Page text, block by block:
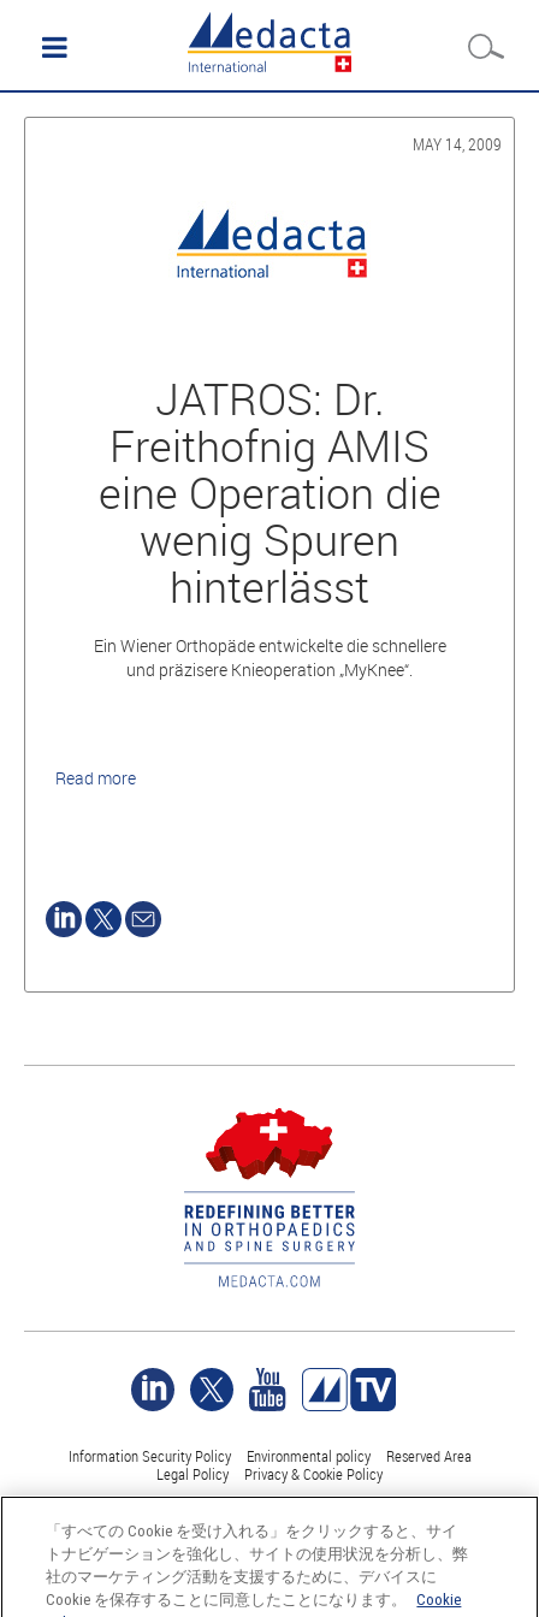
MAY 14, 2009
JATROS: Dr.
Freithofnig AMIS
eine Operation die
wenig Spuren
hinterlässt
Ein Wiener Orthopäde entwickelte die schnellere
und präzisere Knieoperation „MyKnee“.
Read more
Information Security Policy Environmental policy
Reserved Area
Legal Policy
Privacy & Cookie Policy
©Medacta International 2017-2026. 無断複写・転載を禁じます。.
すべての商標はそれぞれの所有者に帰属し、少なくともスイス
では登録されています。
「すべての Cookie を受け入れる」をクリックすると、サイ
トナビゲーションを強化し、サイトの使用状況を分析し、弊
社のマーケティング活動を支援するために、デバイスに
Cookie を保存することに同意したことになります。
Cookie